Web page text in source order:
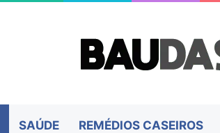
SAÚDE REMÉDIOS CASEIROS